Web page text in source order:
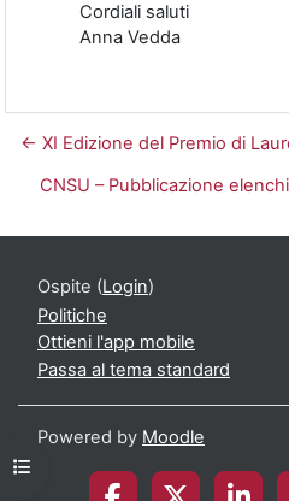
Apri indice del corso
Cordiali saluti
Anna Vedda
← XI Edizione del Premio di
CNSU – Pubblicazione
Ospite (Login)
Politiche
Ottieni l'app mobile
Passa al tema standard
Powered by Moodle